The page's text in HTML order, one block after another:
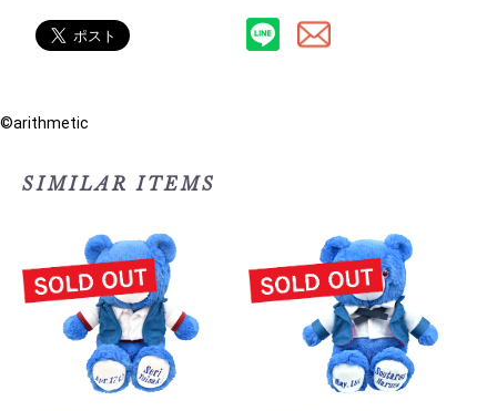
©arithmetic
SIMILAR ITEMS